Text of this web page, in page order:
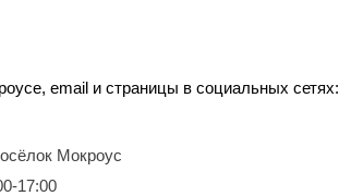
email и страницы в социальных сетях:
Мокроус
17:00